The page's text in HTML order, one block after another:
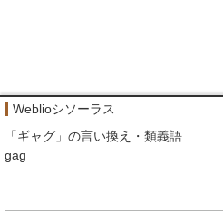
Weblioシソーラス
「ギャグ 」の言い換え・類義語
gag